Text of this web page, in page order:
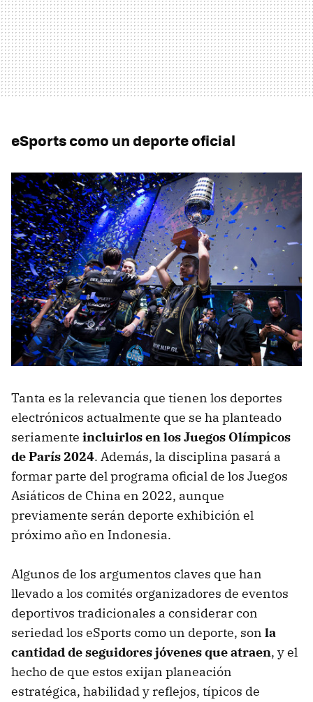
eSports como un deporte oficial
Tanta es la relevancia que tienen los deportes
electrónicos actualmente que se ha planteado
seriamente incluirlos en los Juegos Olímpicos
de París 2024. Además, la disciplina pasará a
formar parte del programa oficial de los Juegos
Asiáticos de China en 2022, aunque
previamente serán deporte exhibición el
próximo año en Indonesia.
Algunos de los argumentos claves que han
llevado a los comités organizadores de eventos
deportivos tradicionales a considerar con
seriedad los eSports como un deporte, son la
cantidad de seguidores jóvenes que atraen, y el
hecho de que estos exijan planeación
estratégica, habilidad y reflejos, típicos de